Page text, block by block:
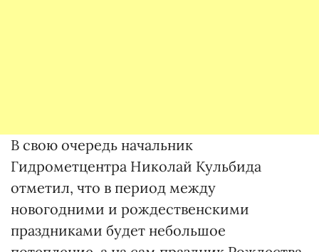
В свою очередь начальник
Гидрометцентра Николай Кульбида
отметил, что в период между
новогодними и рождественскими
праздниками будет небольшое